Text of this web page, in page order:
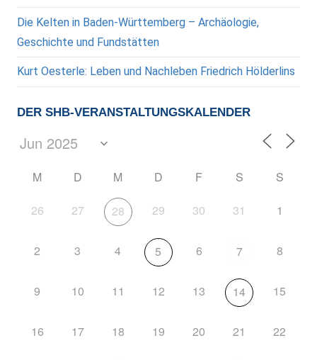
Die Kelten in Baden-Württemberg – Archäologie,
Geschichte und Fundstätten
Kurt Oesterle: Leben und Nachleben Friedrich Hölderlins
DER SHB-VERANSTALTUNGSKALENDER
M D M D F S S
26 27 28 29 30 31 1
2 3 4 5 6 7 8
9 10 11 12 13 14 15
16 17 18 19 20 21 22